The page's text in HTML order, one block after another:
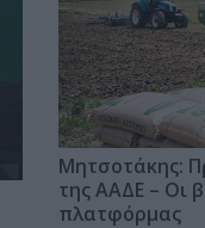
Μητσοτάκης:
της ΑΑΔΕ – Οι
πλατφόρμας